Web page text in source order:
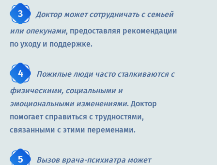
Доктор может сотрудничать с семьей
или опекунами, предоставляя рекомендации
по уходу и поддержке.
Пожилые люди часто сталкиваются с
физическими, социальными и
эмоциональными изменениями. Доктор
помогает справиться с трудностями,
связанными с этими переменами.
Вызов врача-психиатра может